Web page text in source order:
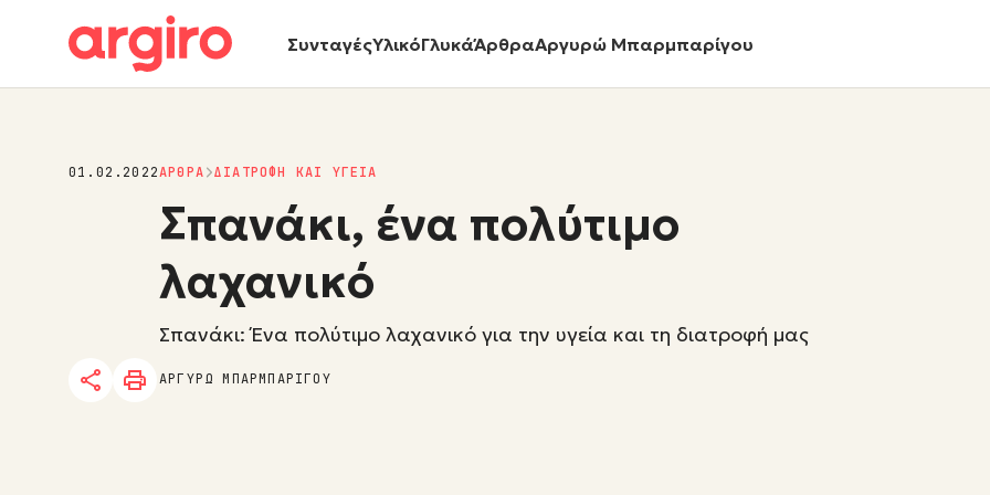
ΣυνταγέςΥλικόΓλυκάΆρθραΑργυρώ Μπαρμπαρίγου
01.02.2022ΑΡΘΡΑ ΔΙΑΤΡΟΦΗ ΚΑΙ ΥΓΕΙΑ
Σπανάκι, ένα πολύτιμο
λαχανικό
Σπανάκι: Ένα πολύτιμο λαχανικό για την υγεία και τη διατροφή μας
ΑΡΓΥΡΩ ΜΠΑΡΜΠΑΡΙΓΟΥ